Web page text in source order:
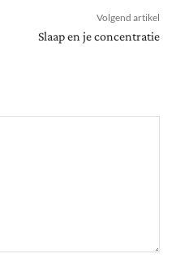
Volgend artikel
Slaap en je concentratie